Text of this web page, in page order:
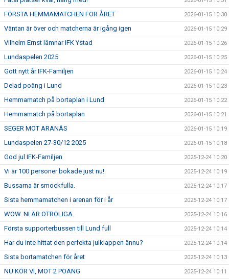
FÖRSTA HEMMAMATCHEN FÖR ÅRET 2026-01-15 10:30
Väntan är över och matcherna är igång igen 2026-01-15 10:29
Vilhelm Ernst lämnar IFK Ystad 2026-01-15 10:26
Lundaspelen 2025 2026-01-15 10:25
Gott nytt år IFK-Familjen 2026-01-15 10:24
Delad poäng i Lund 2026-01-15 10:23
Hemmamatch på bortaplan i Lund 2026-01-15 10:22
Hemmamatch på bortaplan 2026-01-15 10:21
SEGER MOT ARANÄS 2026-01-15 10:19
Lundaspelen 27-30/12 2025 2026-01-15 10:18
God jul IFK-Familjen 2025-12-24 10:20
Vi är 100 personer bokade just nu! 2025-12-24 10:19
Bussarna är smockfulla. 2025-12-24 10:17
Sista hemmamatchen i arenan för i år 2025-12-24 10:17
WOW. NI ÄR OTROLIGA. 2025-12-24 10:16
Första supporterbussen till Lund full 2025-12-24 10:14
Har du inte hittat den perfekta julklappen ännu? 2025-12-24 10:14
Sista bortamatchen för året 2025-12-24 10:13
NU KÖR VI, MOT 2 POÄNG 2025-12-24 10:11